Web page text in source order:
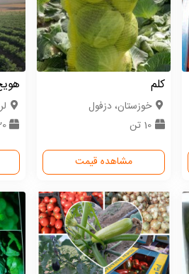
کلم
خوزستان، دزفول
10 تن
مشاهده قیمت